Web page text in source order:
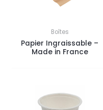
Boîtes
Papier Ingraissable –
Made in France